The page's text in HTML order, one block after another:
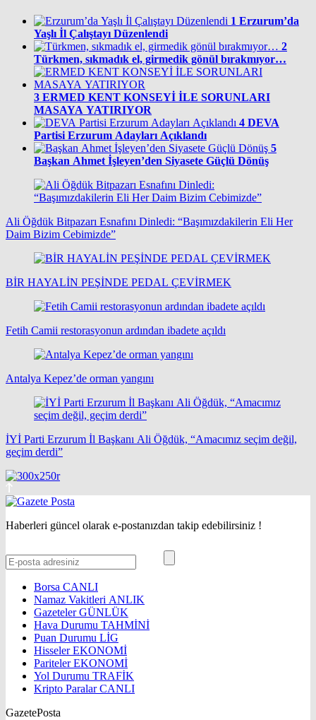
1 Erzurum’da
Yaşlı İl Çalıştayı Düzenlendi
2
Türkmen, sıkmadık el, girmedik gönül bırakmıyor…
3 ERMED KENT KONSEYİ İLE SORUNLARI
MASAYA YATIRIYOR
4 DEVA
Partisi Erzurum Adayları Açıklandı
5
Başkan Ahmet İşleyen’den Siyasete Güçlü Dönüş
Ali Öğdük Bitpazarı Esnafını Dinledi: “Başımızdakilerin Eli Her
Daim Bizim Cebimizde”
BİR HAYALİN PEŞİNDE PEDAL ÇEVİRMEK
Fetih Camii restorasyonun ardından ibadete açıldı
Antalya Kepez’de orman yangını
İYİ Parti Erzurum İl Başkanı Ali Öğdük, “Amacımız seçim değil,
geçim derdi”
Haberleri güncel olarak e-postanızdan takip edebilirsiniz !
Borsa CANLI
Namaz Vakitleri ANLIK
GazetelerGÜNLÜK
Hava Durumu TAHMİNİ
Puan Durumu LİG
HisselerEKONOMİ
ParitelerEKONOMİ
Yol Durumu TRAFİK
Kripto ParalarCANLI
GazetePosta